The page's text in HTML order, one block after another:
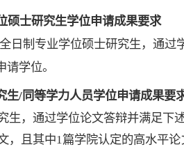
硕士研究生学位申请成果要求
日制专业学位硕士研究生，通过
学位。
生/同等学力人员学位申请成果要
生，通过学位论文答辩并满足下
， 且其中1篇学院认定的高水平论